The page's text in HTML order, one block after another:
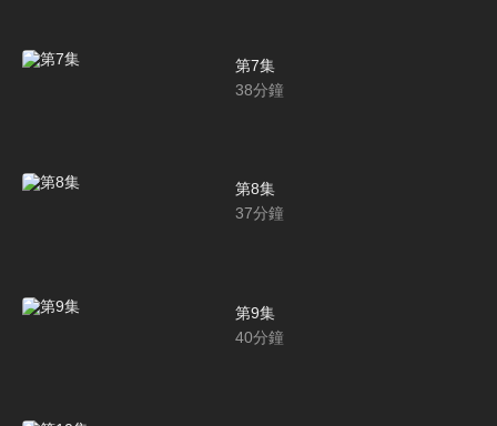
第7集
38分鐘
第8集
37分鐘
第9集
40分鐘